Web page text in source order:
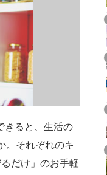
きると、生活の
。それぞれのキ
だけ」のお手軽